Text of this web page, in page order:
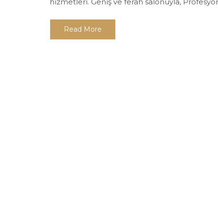
hizmetleri. Geniş ve ferah salonuyla,
Read More